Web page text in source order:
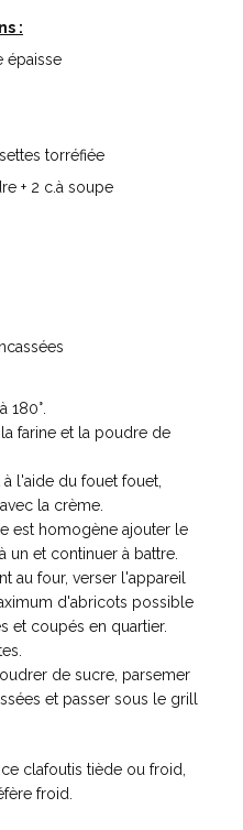
:
épaisse
torréfiée
+ 2 c.à soupe
180°.
farine et la poudre de
l'aide du fouet fouet,
la crème.
est homogène ajouter le
un et continuer à battre.
au four, verser l'appareil
d'abricots possible
et coupés en quartier.
de sucre, parsemer
et passer sous le grill
clafoutis tiède ou froid,
froid.